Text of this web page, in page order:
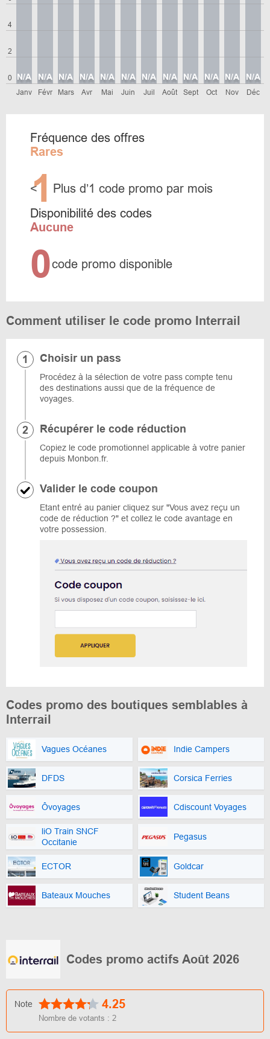
0
2
4
Janv
N/A
Févr
N/A
Mars
N/A
Avr
N/A
Mai
N/A
Juin
N/A
Juil
N/A
Août
N/A
Sept
N/A
Oct
N/A
Nov
N/A
Déc
N/A
Fréquence des offres
Rares
<
1 Plus d’1 code promo par mois
Disponibilité des codes
Aucune
0code promo disponible
Comment utiliser le code promo Interrail
Choisir un pass
Procédez à la sélection de votre pass compte tenu
des destinations aussi que de la fréquence de
voyages.
Récupérer le code réduction
Copiez le code promotionnel applicable à votre panier
depuis Monbon.fr.
Valider le code coupon
Etant entré au panier cliquez sur "Vous avez reçu un
code de réduction ?" et collez le code avantage en
votre possession.
Codes promo des boutiques semblables à
Interrail
Vagues Océanes Indie Campers
DFDS Corsica Ferries
Ôvoyages Cdiscount Voyages
liO Train SNCF
Occitanie
Pegasus
ECTOR Goldcar
Bateaux Mouches Student Beans
Codes promo actifs Août 2026
Note 4.25
Nombre de votants : 2